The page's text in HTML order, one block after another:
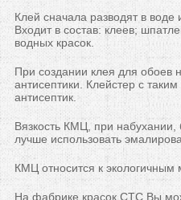
Клей сначала разводят в
Входит в состав: клеев;
водных красок.
При создании клея для обоев
антисептики. Клейстер с
антисептик.
Вязкость КМЦ, при набухании,
лучше использовать
КМЦ относится к экологичным
На фабрике красок СТС Вы